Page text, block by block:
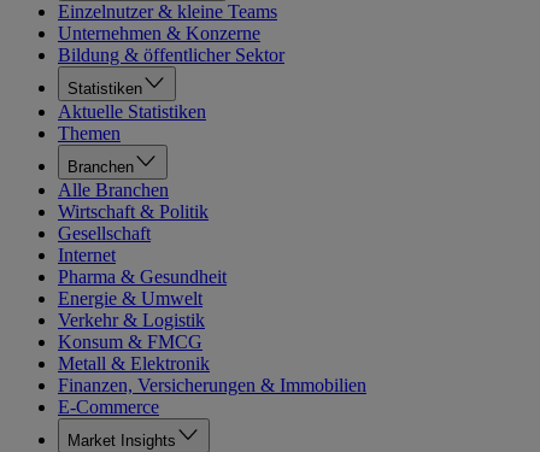
Einzelnutzer & kleine Teams
Unternehmen & Konzerne
Bildung & öffentlicher Sektor
Statistiken
Aktuelle Statistiken
Themen
Branchen
Alle Branchen
Wirtschaft & Politik
Gesellschaft
Internet
Pharma & Gesundheit
Energie & Umwelt
Verkehr & Logistik
Konsum & FMCG
Metall & Elektronik
Finanzen, Versicherungen & Immobilien
E-Commerce
Market Insights